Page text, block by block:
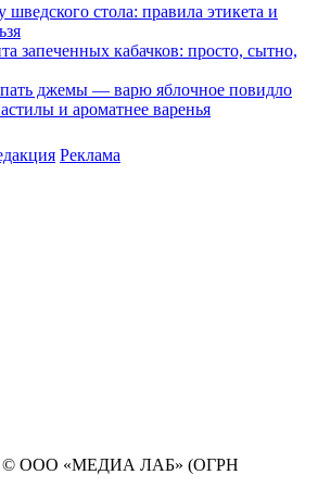
шведского стола: правила этикета и
запеченных кабачков: просто, сытно,
джемы — варю яблочное повидло
и ароматнее варенья
Реклама
© ООО «МЕДИА ЛАБ» (ОГРН